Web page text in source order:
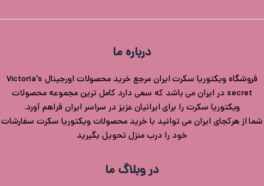
درباره ما
فروشگاه ویکتوریا سکرت ایران مرجع خرید محصولات اورجینال Victoria's
secret در ایران می باشد که سعی دارد کامل ترین مجموعه محصولات
ویکتوریا سکرت را برای ایرانیان عزیز در سراسر ایران فراهم آورد.
شما از هرکجای ایران می توانید با خرید محصولات ویکتوریا سکرت سفارشات
خود را درب منزل تحویل بگیرید
در وبلاگ ما